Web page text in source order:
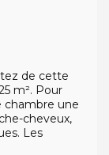
de cette
m². Pour
chambre une
cheveux,
Les